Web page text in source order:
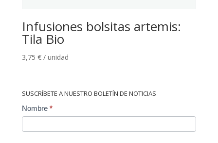
Infusiones bolsitas artemis:
Tila Bio
3,75 € / unidad
SUSCRÍBETE A NUESTRO BOLETÍN DE NOTICIAS
Contact
Nombre *